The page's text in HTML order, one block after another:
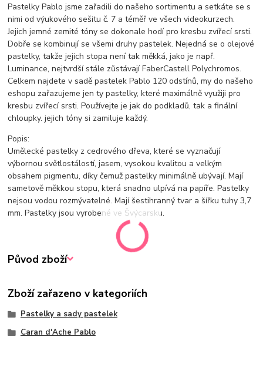
Pastelky Pablo jsme zařadili do našeho sortimentu a setkáte se s
nimi od výukového sešitu č. 7 a téměř ve všech videokurzech.
Jejich jemné zemité tóny se dokonale hodí pro kresbu zvířecí srsti.
Dobře se kombinují se všemi druhy pastelek. Nejedná se o olejové
pastelky, takže jejich stopa není tak měkká, jako je např.
Luminance, nejtvrdší stále zůstávají FaberCastell Polychromos.
Celkem najdete v sadě pastelek Pablo 120 odstínů, my do našeho
eshopu zařazujeme jen ty pastelky, které maximálně využiji pro
kresbu zvířecí srsti. Používejte je jak do podkladů, tak a finální
chloupky. jejich tóny si zamiluje každý.
Popis:
Umělecké pastelky z cedrového dřeva, které se vyznačují
výbornou světlostálostí, jasem, vysokou kvalitou a velkým
obsahem pigmentu, díky čemuž pastelky minimálně ubývají. Mají
sametově měkkou stopu, která snadno ulpívá na papíře. Pastelky
nejsou vodou rozmývatelné. Mají šestihranný tvar a šířku tuhy 3,7
mm. Pastelky jsou vyrobené ve Švýcarsku.
Původ zboží
Zboží zařazeno v kategoriích
Pastelky a sady pastelek
Caran d'Ache Pablo